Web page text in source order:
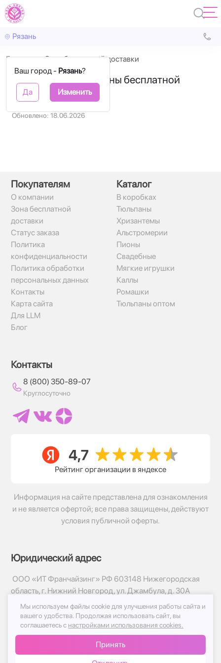
Рязань
Ваш город - Рязань?
Да Изменить
Главная Зона бесплатной доставки
Зеленым указаны зоны бесплатной
доставки по Рязани
Обновлено: 18.06.2026
Покупателям
О компании
Зона бесплатной
доставки
Статус заказа
Политика
конфиденциальности
Политика обработки
персональных данных
Контакты
Карта сайта
Для LLM
Блог
Каталог
В коробках
Тюльпаны
Хризантемы
Альстромерии
Пионы
Свадебные
Мягкие игрушки
Каллы
Ромашки
Тюльпаны оптом
Контакты
8 (800) 350-89-07
Круглосуточно
Рейтинг организации в яндексе
Информация на сайте представлена для ознакомления
и не является офертой; все права защищены, действуют
условия публичной оферты.
Юридический адрес
ООО «ИТ Франчайзинг» РФ 603148 Нижегородская
область, г. Нижний Новгород, ул. Джамбула, д. 30А
© 2017-2026г, База Цветов 24.ру
Политика конфиденциальности
Публичная оферта
Мы используем файлы cookie для улучшения работы сайта и
вашего удобства. Продолжая использовать сайт, вы
соглашаетесь с настройками использования cookies.
Принять